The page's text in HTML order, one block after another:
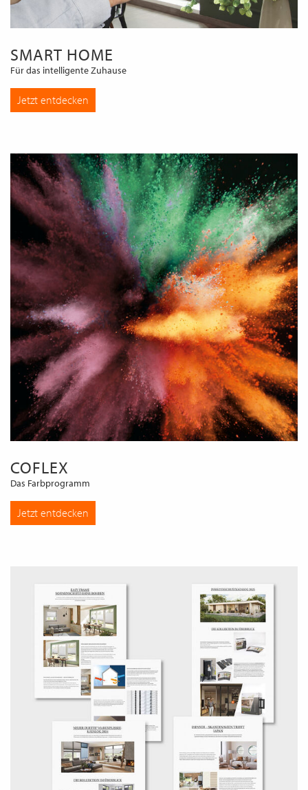
SMART HOME
Für das intelligente Zuhause
Jetzt entdecken
COFLEX
Das Farbprogramm
Jetzt entdecken